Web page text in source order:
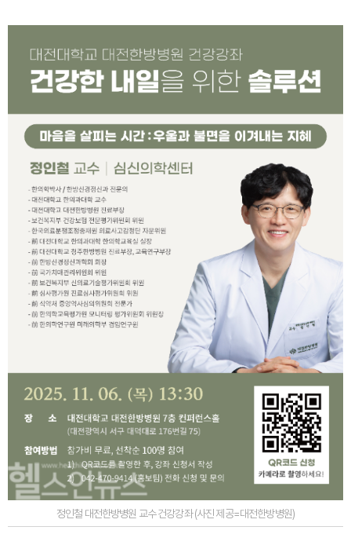
정인철 대전한방병원 교수 건강강좌 (사진 제공=대전한방병원)